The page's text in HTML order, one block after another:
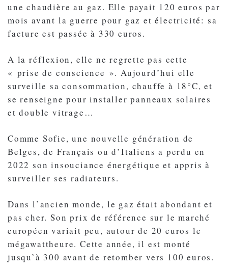
une chaudière au gaz. Elle payait 120 euros par
mois avant la guerre pour gaz et électricité: sa
facture est passée à 330 euros.
A la réflexion, elle ne regrette pas cette
« prise de conscience ». Aujourd’hui elle
surveille sa consommation, chauffe à 18°C, et
se renseigne pour installer panneaux solaires
et double vitrage…
Comme Sofie, une nouvelle génération de
Belges, de Français ou d’Italiens a perdu en
2022 son insouciance énergétique et appris à
surveiller ses radiateurs.
Dans l’ancien monde, le gaz était abondant et
pas cher. Son prix de référence sur le marché
européen variait peu, autour de 20 euros le
mégawattheure. Cette année, il est monté
jusqu’à 300 avant de retomber vers 100 euros.